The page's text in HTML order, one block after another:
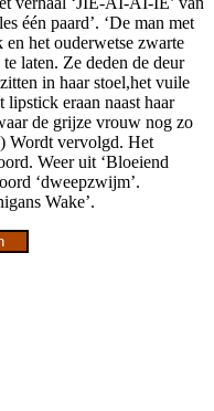
één paard’. ‘De man met
en het ouderwetse zwarte
laten. Ze deden de deur
in haar stoel,het vuile
lipstick eraan naast haar
de grijze vrouw nog zo
Wordt vervolgd. Het
Weer uit ‘Bloeiend
‘dweepzwijm’.
Wake’.